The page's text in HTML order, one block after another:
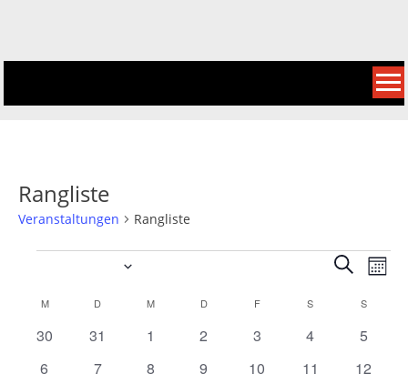
content
Rangliste
Veranstaltungen Rangliste
Veranstaltungen
Suche
und
Suche
Kalender
von
Veranstaltungen
MMONTAG D DIENSTAGM MITTWOCH
DDONNERSTAG
FFREITAG S SAMSTAGS
0
30
0
31
0
1
0
2
0
3
0
4
0
5
0
6
0
7
0
8
0
9
0
10
0
11
0
12